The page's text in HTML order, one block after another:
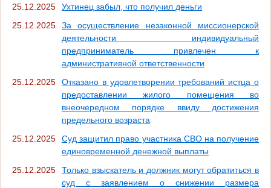
25.12.2025
Ухтинец забыл, что получил деньги
25.12.2025
За осуществление незаконной миссионерской
деятельности индивидуальный
предприниматель привлечен к
административной ответственности
25.12.2025
Отказано в удовлетворении требований истца о
предоставлении жилого помещения во
внеочередном порядке ввиду достижения
предельного возраста
25.12.2025
Суд защитил право участника СВО на получение
единовременной денежной выплаты
25.12.2025
Только взыскатель и должник могут обратиться в
суд с заявлением о снижении размера